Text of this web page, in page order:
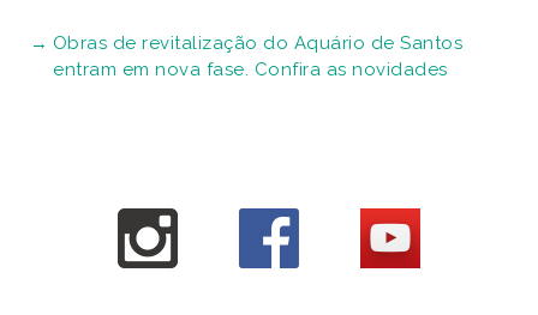
Obras de revitalização do Aquário de Santos
entram em nova fase. Confira as novidades